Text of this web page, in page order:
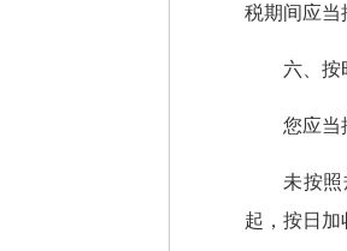
税期间应当
六、按
您应当
未按
起，按日